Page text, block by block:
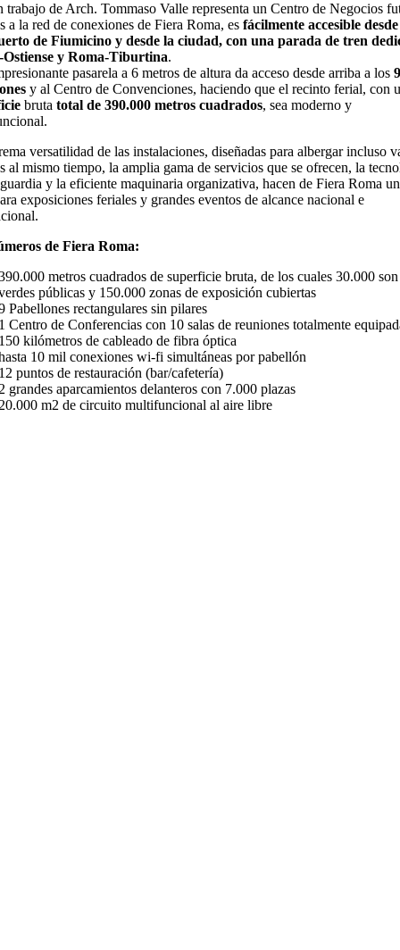
trabajo de Arch. Tommaso Valle representa un Centro de Negocios
a la red de conexiones de Fiera Roma, es fácilmente accesible
de Fiumicino y desde la ciudad, con una parada de tren
Ostiense y Roma-Tiburtina.
pasarela a 6 metros de altura da acceso desde arriba a los 9
y al Centro de Convenciones, haciendo que el recinto ferial, con
bruta total de 390.000 metros cuadrados, sea moderno y
versatilidad de las instalaciones, diseñadas para albergar incluso
al mismo tiempo, la amplia gama de servicios que se ofrecen, la
y la eficiente maquinaria organizativa, hacen de Fiera Roma
exposiciones feriales y grandes eventos de alcance nacional e
de Fiera Roma:
metros cuadrados de superficie bruta, de los cuales 30.000
públicas y 150.000 zonas de exposición cubiertas
Pabellones rectangulares sin pilares
Centro de Conferencias con 10 salas de reuniones totalmente
kilómetros de cableado de fibra óptica
10 mil conexiones wi-fi simultáneas por pabellón
puntos de restauración (bar/cafetería)
grandes aparcamientos delanteros con 7.000 plazas
m2 de circuito multifuncional al aire libre